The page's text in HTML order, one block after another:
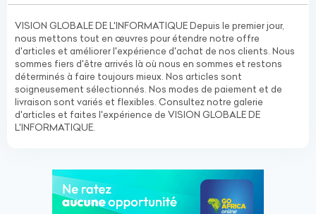
VISION GLOBALE DE L'INFORMATIQUE Depuis le premier jour,
nous mettons tout en œuvres pour étendre notre offre
d'articles et améliorer l'expérience d'achat de nos clients. Nous
sommes fiers d'être arrivés là où nous en sommes et restons
déterminés à faire toujours mieux. Nos articles sont
soigneusement sélectionnés. Nos modes de paiement et de
livraison sont variés et flexibles. Consultez notre galerie
d'articles et faites l'expérience de VISION GLOBALE DE
L'INFORMATIQUE.